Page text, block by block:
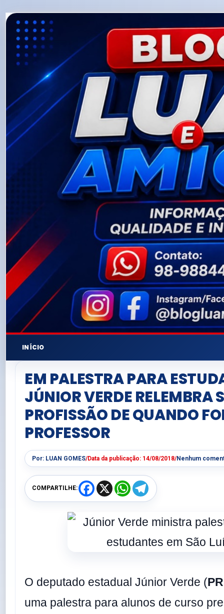
INÍCIO
EM PALESTRA PARA
JÚNIOR VERDE RELEMBRA
PROFISSÃO DE QUANDO
PROFESSOR
Por: LUAN GOMES/Data da publicação: 14/08/2018/Nenhum
COMPARTILHE:
F
a
c
o
X
W
h
a
A
p
l
m
O deputado estadual Júnior Verde (
uma palestra para alunos de curso